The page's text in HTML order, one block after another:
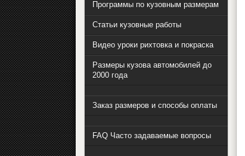
Программы по кузовным размерам
Статьи кузовные работы
Видео уроки рихтовка и покраска
Размеры кузова автомобилей до
2000 года
Заказ размеров и способы оплаты
FAQ Часто задаваемые вопросы